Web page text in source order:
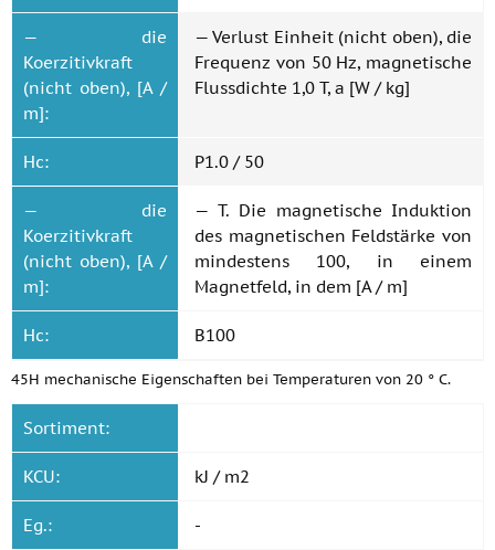
— die
Koerzitivkraft
(nicht oben), [A /
m]:
— Verlust Einheit (nicht oben), die
Frequenz von 50 Hz, magnetische
Flussdichte 1,0 T, a [W / kg]
Hc: P1.0 / 50
— die
Koerzitivkraft
(nicht oben), [A /
m]:
— T. Die magnetische Induktion
des magnetischen Feldstärke von
mindestens 100, in einem
Magnetfeld, in dem [A / m]
Hc: B100
45H mechanische Eigenschaften bei Temperaturen von 20 ° C.
Sortiment:
KCU: kJ / m2
Eg.: -